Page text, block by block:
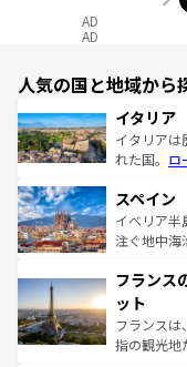
AD
AD
人気の国と地域から
イタリア
イタリアは
れた国。 ロ
ろん、トス
景など、自
ピザやパス
ませてくれ
なお、新着
しい。
スペイン
イベリア半
注ぐ地中海
文化が根付
れる闘牛、
る。首都マ
アートに溢
フランス
ット
フランスは
指の観光地